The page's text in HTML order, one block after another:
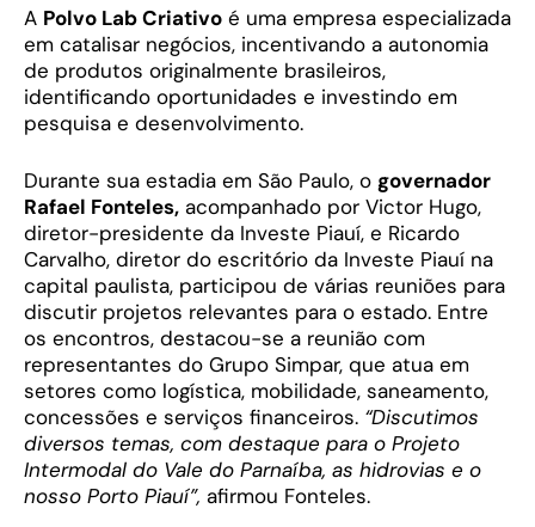
A Polvo Lab Criativo é uma empresa especializada
em catalisar negócios, incentivando a autonomia
de produtos originalmente brasileiros,
identificando oportunidades e investindo em
pesquisa e desenvolvimento.
Durante sua estadia em São Paulo, o governador
Rafael Fonteles, acompanhado por Victor Hugo,
diretor-presidente da Investe Piauí, e Ricardo
Carvalho, diretor do escritório da Investe Piauí na
capital paulista, participou de várias reuniões para
discutir projetos relevantes para o estado. Entre
os encontros, destacou-se a reunião com
representantes do Grupo Simpar, que atua em
setores como logística, mobilidade, saneamento,
concessões e serviços financeiros. “Discutimos
diversos temas, com destaque para o Projeto
Intermodal do Vale do Parnaíba, as hidrovias e o
nosso Porto Piauí”, afirmou Fonteles.